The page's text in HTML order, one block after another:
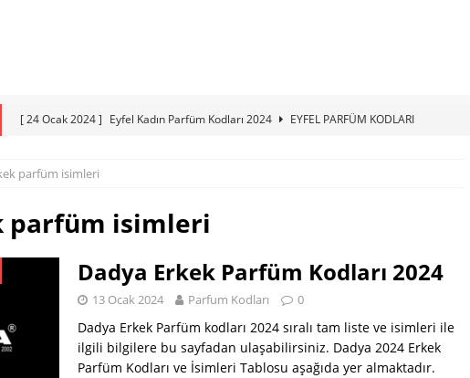
[ 24 Ocak 2024 ] Eyfel Kadın Parfüm Kodları 2024
EYFEL PARFÜM KODLARI
KODLARI
[ 23 Ocak 2024 ]
Sansiro Parfüm Kodları 2024 Güncel Tam Liste
[ 22 Ocak 2024 ] Bargello Parfüm Kodları 2024 Güncel Tam Liste
BARGELLO
PARFÜM KODLARI
[ 31 Temmuz 2025 ] Dp Parfüm Kodları 2025 DP PARFÜM KODLARI
parfüm isimleri
parfüm isimleri
Dadya Erkek Parfüm Kodları 2024
13 Ocak 2024 Parfum Kodları 0
Dadya Erkek Parfüm kodları 2024 sıralı tam liste ve isimleri ile
ilgili bilgilere bu sayfadan ulaşabilirsiniz. Dadya 2024 Erkek
Parfüm Kodları ve İsimleri Tablosu aşağıda yer almaktadır.